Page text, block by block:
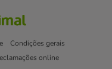
Condições gerais
online